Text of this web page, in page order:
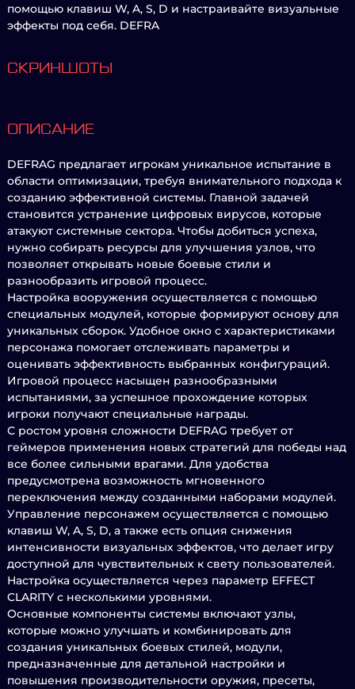
помощью клавиш W, A, S, D и настраивайте визуальные
эффекты под себя. DEFRA
СКРИНШОТЫ
ОПИСАНИЕ
DEFRAG предлагает игрокам уникальное испытание в
области оптимизации, требуя внимательного подхода к
созданию эффективной системы. Главной задачей
становится устранение цифровых вирусов, которые
атакуют системные сектора. Чтобы добиться успеха,
нужно собирать ресурсы для улучшения узлов, что
позволяет открывать новые боевые стили и
разнообразить игровой процесс.
Настройка вооружения осуществляется с помощью
специальных модулей, которые формируют основу для
уникальных сборок. Удобное окно с характеристиками
персонажа помогает отслеживать параметры и
оценивать эффективность выбранных конфигураций.
Игровой процесс насыщен разнообразными
испытаниями, за успешное прохождение которых
игроки получают специальные награды.
С ростом уровня сложности DEFRAG требует от
геймеров применения новых стратегий для победы над
все более сильными врагами. Для удобства
предусмотрена возможность мгновенного
переключения между созданными наборами модулей.
Управление персонажем осуществляется с помощью
клавиш W, A, S, D, а также есть опция снижения
интенсивности визуальных эффектов, что делает игру
доступной для чувствительных к свету пользователей.
Настройка осуществляется через параметр EFFECT
CLARITY с несколькими уровнями.
Основные компоненты системы включают узлы,
которые можно улучшать и комбинировать для
создания уникальных боевых стилей, модули,
предназначенные для детальной настройки и
повышения производительности оружия, пресеты,